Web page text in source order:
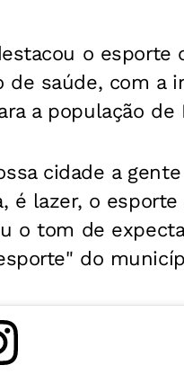
o esporte
de saúde, com a
a população de
cidade a
é lazer, o
o tom de
do